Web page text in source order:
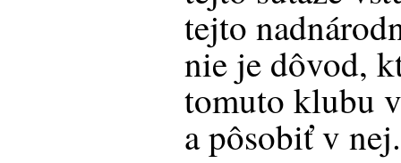
tejto
nie je dôvod,
tomuto klubu
a pôsobiť v nej.